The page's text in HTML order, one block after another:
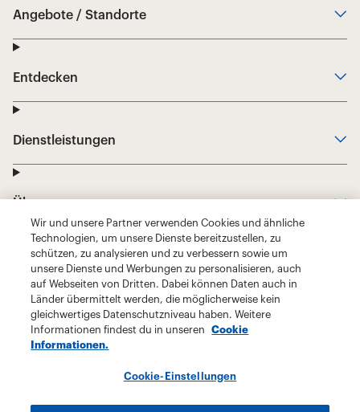
Wir und unsere Partner verwenden Cookies und ähnliche
Technologien, um unsere Dienste bereitzustellen, zu
schützen, zu analysieren und zu verbessern sowie um
unsere Dienste und Werbungen zu personalisieren, auch
auf Webseiten von Dritten. Dabei können Daten auch in
Länder übermittelt werden, die möglicherweise kein
gleichwertiges Datenschutzniveau haben. Weitere
Informationen findest du in unseren
Cookie
Informationen.
Cookie-Einstellungen